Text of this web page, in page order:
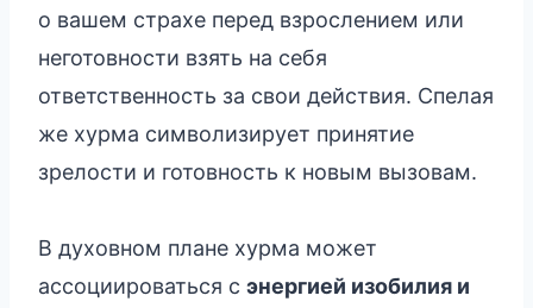
о вашем страхе перед взрослением или
неготовности взять на себя
ответственность за свои действия. Спелая
же хурма символизирует принятие
зрелости и готовность к новым вызовам.
В духовном плане хурма может
ассоциироваться с энергией изобилия и